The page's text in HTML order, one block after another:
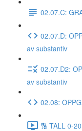
02.07.C:
02.07.D:
av substantiv
02.07.D2:
av substantiv
02.08:
🔢 TALL 0-